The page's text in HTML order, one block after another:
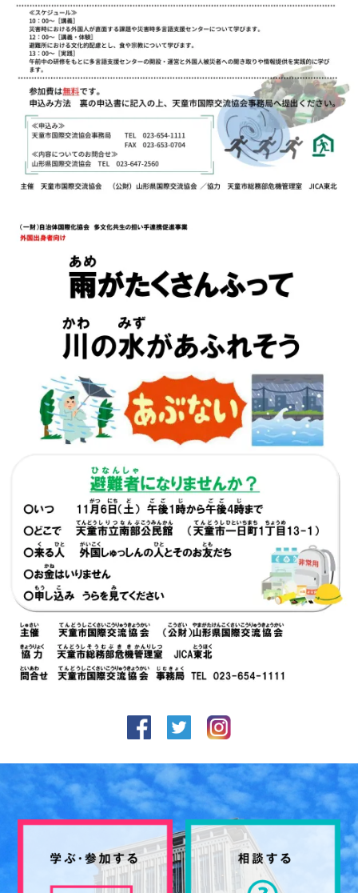
facebook Twitter